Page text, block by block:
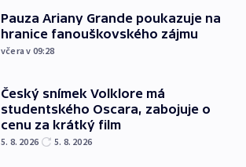
Pauza Ariany Grande poukazuje na
hranice fanouškovského zájmu
včera v 09:28
Český snímek Volklore má
studentského Oscara, zabojuje o
cenu za krátký film
5. 8. 2026 5. 8. 2026